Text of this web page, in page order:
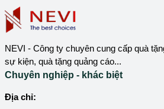
NEVI - Công ty chuyên cung cấp quà
sự kiện, quà tặng quảng cáo...
Chuyên nghiệp - khác biệt
Địa chỉ: